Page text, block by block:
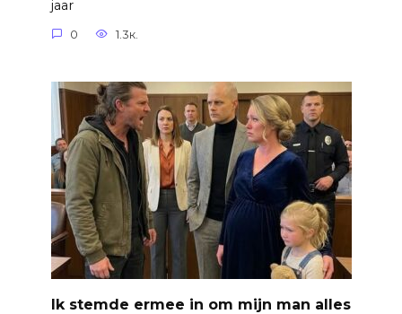
jaar
0 1.3к.
Ik stemde ermee in om mijn man alles